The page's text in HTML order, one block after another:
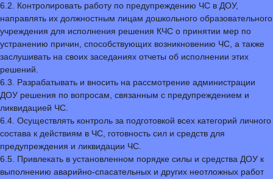
6.2. Контролировать работу по предупреждению ЧС в ДОУ,
направлять их должностным лицам дошкольного образовательного
учреждения для исполнения решения КЧС о принятии мер по
устранению причин, способствующих возникновению ЧС, а также
заслушивать на своих заседаниях отчеты об исполнении этих
решений.
6.3. Разрабатывать и вносить на рассмотрение администрации
ДОУ решения по вопросам, связанным с предупреждением и
ликвидацией ЧС.
6.4. Осуществлять контроль за подготовкой всех категорий личного
состава к действиям в ЧС, готовность сил и средств для
предупреждения и ликвидации ЧС.
6.5. Привлекать в установленном порядке силы и средства ДОУ к
выполнению аварийно-спасательных и других неотложных работ